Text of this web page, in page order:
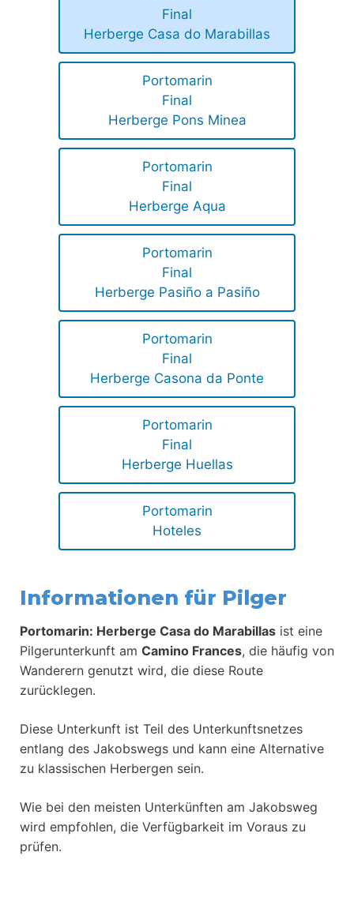
Final
Herberge Casa do Marabillas
Portomarin
Final
Herberge Pons Minea
Portomarin
Final
Herberge Aqua
Portomarin
Final
Herberge Pasiño a Pasiño
Portomarin
Final
Herberge Casona da Ponte
Portomarin
Final
Herberge Huellas
Portomarin
Hoteles
Informationen für Pilger
Portomarin: Herberge Casa do Marabillas ist eine
Pilgerunterkunft am Camino Frances, die häufig von
Wanderern genutzt wird, die diese Route
zurücklegen.
Diese Unterkunft ist Teil des Unterkunftsnetzes
entlang des Jakobswegs und kann eine Alternative
zu klassischen Herbergen sein.
Wie bei den meisten Unterkünften am Jakobsweg
wird empfohlen, die Verfügbarkeit im Voraus zu
prüfen.